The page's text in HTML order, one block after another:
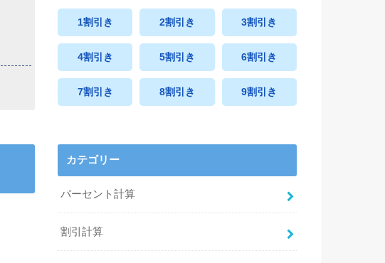
1割引き 2割引き 3割引き
4割引き 5割引き 6割引き
7割引き 8割引き 9割引き
カテゴリー
パーセント計算
割引計算